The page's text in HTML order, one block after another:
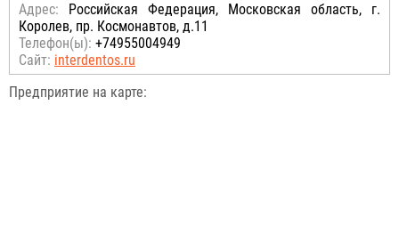
Адрес: Российcкая Федерация, Московская область, г.
Королев, пр. Космонавтов, д.11
Телефон(ы): +74955004949
Сайт: interdentos.ru
Предприятие на карте: